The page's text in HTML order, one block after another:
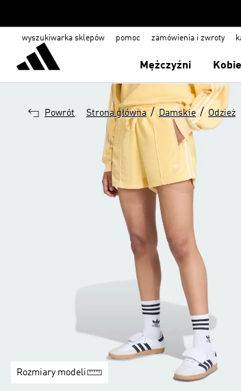
wyszukiwarka sklepów pomoc zamówienia i zwroty
Mężczyźni
Powrót Strona główna / Damskie / Odzież
Rozmiary modeli